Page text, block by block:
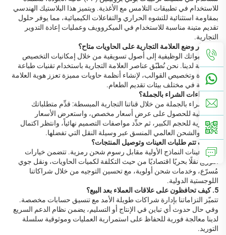
للاستخدام في تطبيقات التلامس مع الأغذية. ويتميز هذا البلاستيك الهندسي
بمقاومة استثنائية للتشوه الحراري والتفاعلات الكيميائية، مما يوفر حلول
تقديم متينة مناسبة للاستخدام في الميكروويف وعمليات إعادة التدوير
التجارية.
هل خيار وضع العلامة التجارية على الحاويات متاح؟
حوّل عبواتك الوظيفية إلى أصول تسويقية من خلال إمكانيات التخصيص
الواسعة لدينا. نحن نُطبّق عناصر العلامة التجارية باستخدام تقنيات طباعة
متطورة وتخصيص القوالب، لإنشاء أنظمة حاويات مميزة تعزز هوية العلامة
التجارية في مختلف بيئات تقديم الطعام.
ما إجراءات الشراء بالجملة؟
يتم الشراء بالجملة من خلال قناتنا التجارية المبسطة: قدِّم متطلباتك
التفصيلية للحصول على عرض أسعار مخصص، واستعرض الأسعار
التحفيزية للحجم الكبير، ثم حدِّد مواصفات التصميم نهائياً، وانتظر اكتمال
الإنتاج والشحن العالمي المنسق عبر وسيلة النقل التي تفضلها.
4. كيف تتم طلبات العينات وتوصيل المنتجات؟
تتوفر عينات النماذج الأولية مقابل رسوم شحن رمزية. تتضمن خيارات
التوزيع نقلًا بحريًا اقتصاديًا من حيث التكلفة لكميات الحاويات، ونقل جوي
مُسرّع، وخدمات شحن أولوية، مع تحسين التوجيه من خلال شراكاتنا
اللوجستية الدولية.
5. كيف تحافظون على علاقات العملاء بعد البيع؟
تتميّز التزاماتنا بإدارة شراكات طويلة الأمد مع تنسيق حسابات مخصصة.
وفي حال حدوث أي تباين في الإنتاج أو التسليم، يضمن نظام الدعم السريع
لدينا معالجة فورية للحفاظ على استمرارية العمليات وموثوقية سلسلة
التوريد.